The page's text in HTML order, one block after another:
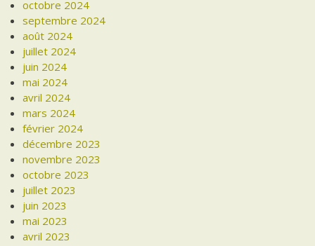
octobre 2024
septembre 2024
août 2024
juillet 2024
juin 2024
mai 2024
avril 2024
mars 2024
février 2024
décembre 2023
novembre 2023
octobre 2023
juillet 2023
juin 2023
mai 2023
avril 2023